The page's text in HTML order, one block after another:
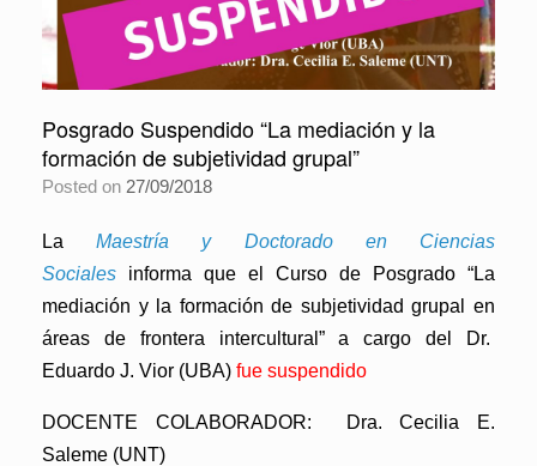
Posgrado Suspendido “La mediación y la
formación de subjetividad grupal”
Posted on 27/09/2018
LaMaestría y Doctorado en Ciencias
Sociales informa que el Curso de Posgrado “La
mediación y la formación de subjetividad grupal en
áreas de frontera intercultural”a cargo del Dr.
Eduardo J. Vior (UBA) fue suspendido
DOCENTE COLABORADOR: Dra. Cecilia E.
Saleme (UNT)